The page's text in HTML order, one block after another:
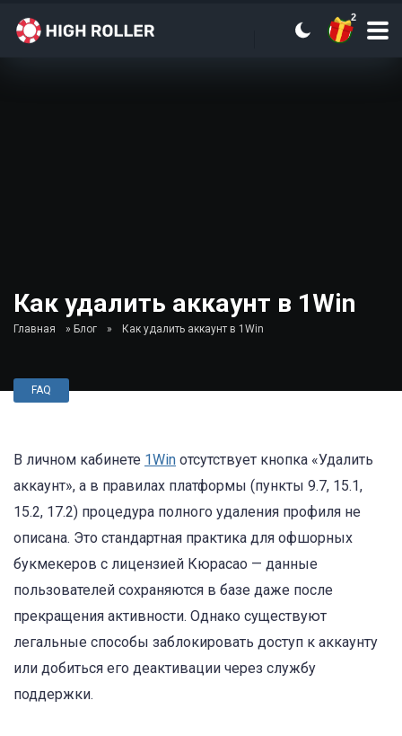
2
Как удалить аккаунт в 1Win
Главная » Блог » Как удалить аккаунт в 1Win
FAQ
В личном кабинете 1Win отсутствует кнопка «Удалить
аккаунт», а в правилах платформы (пункты 9.7, 15.1,
15.2, 17.2) процедура полного удаления профиля не
описана. Это стандартная практика для офшорных
букмекеров с лицензией Кюрасао — данные
пользователей сохраняются в базе даже после
прекращения активности. Однако существуют
легальные способы заблокировать доступ к аккаунту
или добиться его деактивации через службу
поддержки.